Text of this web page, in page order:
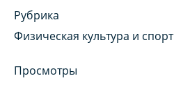
Рубрика
Физическая культура и спорт
Просмотры